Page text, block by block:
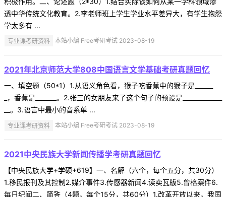
透中华传统文化教育。2.李老师班上学生学业水平差异大，有学生抱怨
学太多有 ...
专业课考研资料 本站小编 Free考研考试 2023-08-19
2021年北京师范大学808中国语言文学基础考研真题回忆
一、填空题（50*1）1.从语义角色看，猴子吃香蕉中的猴子是______
_，香蕉是_______。2.张三的女朋友来了这个句子的预设是_____________
__。3.语言中最小的音系单 ...
专业课考研资料 本站小编 Free考研考试 2023-08-19
2021中央民族大学新闻传播学考研真题回忆
【中央民族大学+学硕+619】一、名解（六个，每个五分，共30分）
1.移民报刊及其控制2.媒介事件3.传感器新闻4.读卖瓦版5.曾格案件6.
每日纪闻二、简答（4题，每个15分，共60分）1.改革开放以来，我国